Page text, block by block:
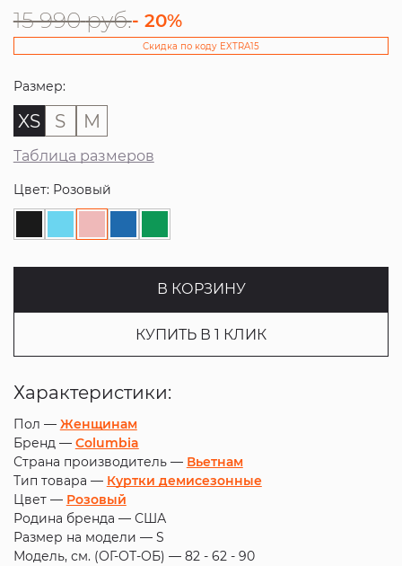
15 990 руб.- 20%
Скидка по коду EXTRA15
Размер:
XS S M
Таблица размеров
Цвет: Розовый
В КОРЗИНУ
КУПИТЬ В 1 КЛИК
Характеристики:
Пол — Женщинам
Бренд — Columbia
Страна производитель — Вьетнам
Тип товара — Куртки демисезонные
Цвет — Розовый
Родина бренда — США
Размер на модели — S
Модель, см. (ОГ-ОТ-ОБ) — 82 - 62 - 90